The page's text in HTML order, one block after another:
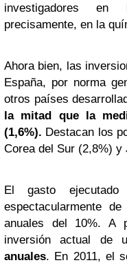
investigadores
precisamente, en la
Ahora bien, las
España, por norma
otros países
la mitad que la
(1,6%). Destacan los
Corea del Sur (2,8%) y
El gasto
espectacularmente
anuales del 10%. A
inversión actual de
anuales. En 2011, el